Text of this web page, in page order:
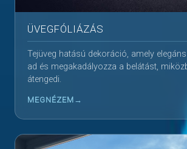
ÜVEGFÓLIÁZÁS
Tejüveg hatású dekoráció, amely
ad és megakadályozza a belátást,
átengedi.
MEGNÉZEM